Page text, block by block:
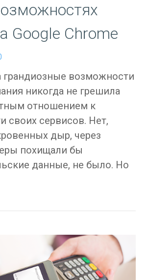
Google Chrome
грандиозные возможности
никогда не грешила
отношением к
своих сервисов. Нет,
дыр, через
похищали бы
данные, не было. Но